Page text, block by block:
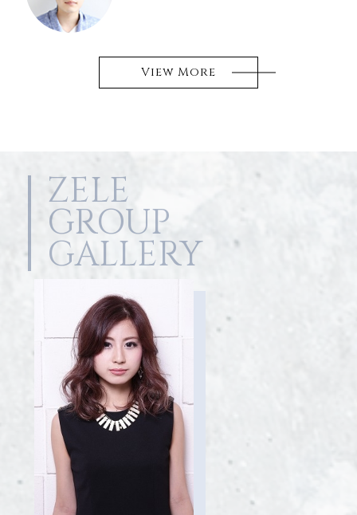
View More
ZELE
GROUP
GALLERY